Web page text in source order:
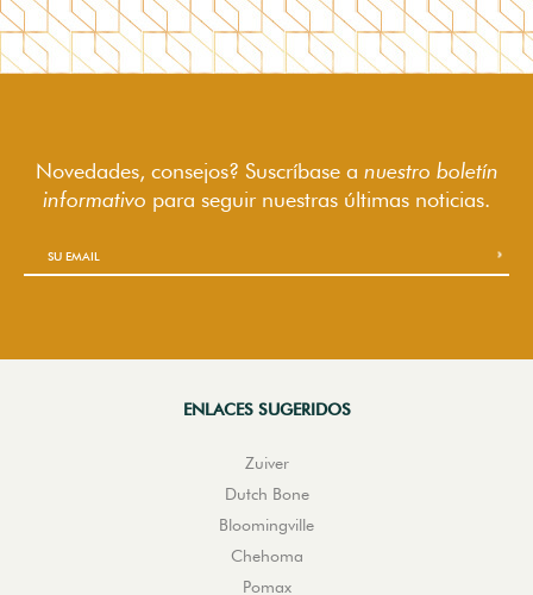
Novedades, consejos? Suscríbase a nuestro boletín
informativo para seguir nuestras últimas noticias.
ENLACES SUGERIDOS
Zuiver
Dutch Bone
Bloomingville
Chehoma
Pomax